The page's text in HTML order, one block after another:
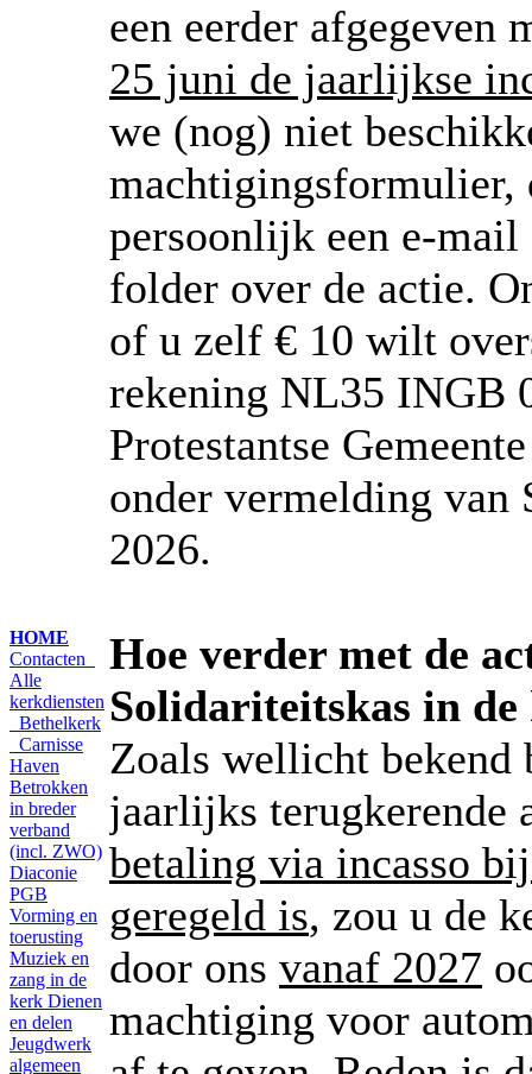
HOME
Contacten
Alle
kerkdiensten
Bethelkerk
Carnisse
Haven
Betrokken
in breder
verband
(incl. ZWO)
Diaconie
PGB
Vorming en
toerusting
Muziek en
zang in de
kerk Dienen
en delen
Jeugdwerk
algemeen
een eerder afgegeven
25 juni de jaarlijkse
we (nog) niet
machtigingsformulier,
persoonlijk een e-
folder over de actie.
of u zelf € 10 wilt
rekening NL35 INGB
Protestantse
onder vermelding van
2026.
Hoe verder met de
Solidariteitskas in de
Zoals wellicht bekend
jaarlijks terugkerende
betaling via incasso
geregeld is, zou u de
door ons vanaf 2027
machtiging voor